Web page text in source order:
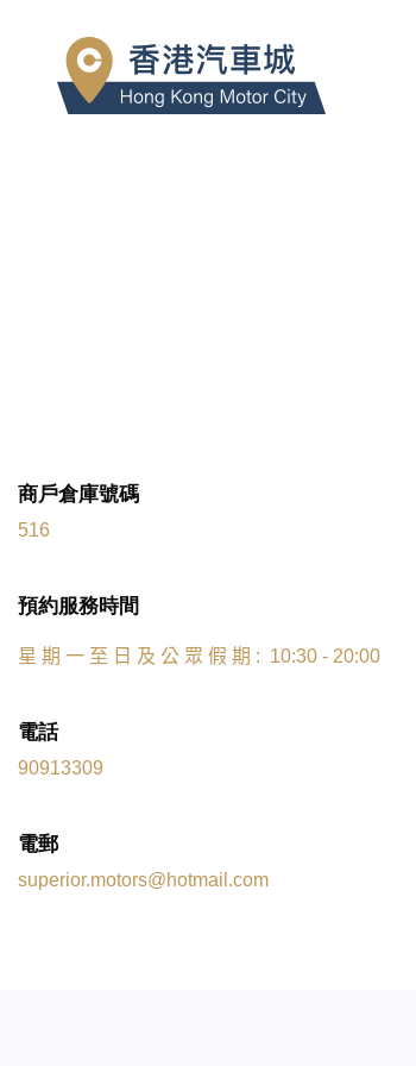
商戶倉庫號碼
516
預約服務時間
星 期 一 至 日 及 公 眾 假 期 : 10:30 - 20:00
電話
90913309
電郵
superior.motors@hotmail.com